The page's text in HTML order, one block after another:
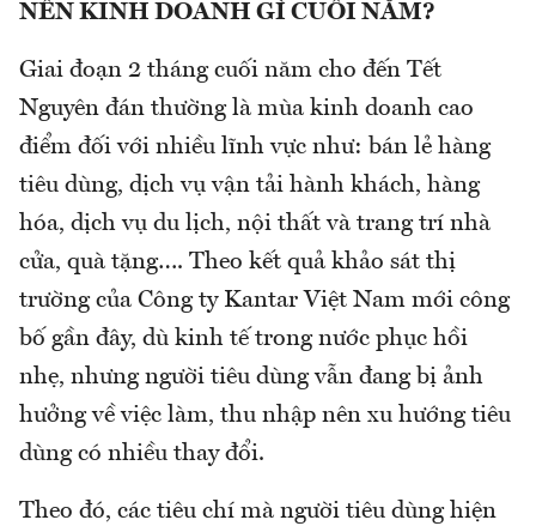
NÊN KINH DOANH GÌ CUỐI NĂM?
Giai đoạn 2 tháng cuối năm cho đến Tết
Nguyên đán thường là mùa kinh doanh cao
điểm đối với nhiều lĩnh vực như: bán lẻ hàng
tiêu dùng, dịch vụ vận tải hành khách, hàng
hóa, dịch vụ du lịch, nội thất và trang trí nhà
cửa, quà tặng…. Theo kết quả khảo sát thị
trường của Công ty Kantar Việt Nam mới công
bố gần đây, dù kinh tế trong nước phục hồi
nhẹ, nhưng người tiêu dùng vẫn đang bị ảnh
hưởng về việc làm, thu nhập nên xu hướng tiêu
dùng có nhiều thay đổi.
Theo đó, các tiêu chí mà người tiêu dùng hiện